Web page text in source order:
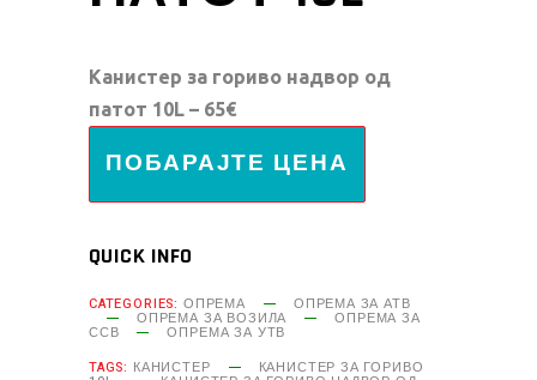
Канистер за гориво надвор од
патот 10L – 65€
ПОБАРАЈТЕ ЦЕНА
QUICK INFO
CATEGORIES: ОПРЕМА ОПРЕМА ЗА АТВ
ОПРЕМА ЗА ВОЗИЛА ОПРЕМА ЗА
ССВ
ОПРЕМА ЗА УТВ
TAGS: КАНИСТЕР КАНИСТЕР ЗА ГОРИВО